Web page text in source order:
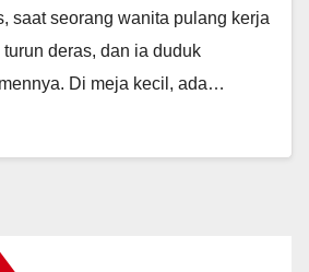
saat seorang wanita pulang kerja
turun deras, dan ia duduk
Di meja kecil, ada…